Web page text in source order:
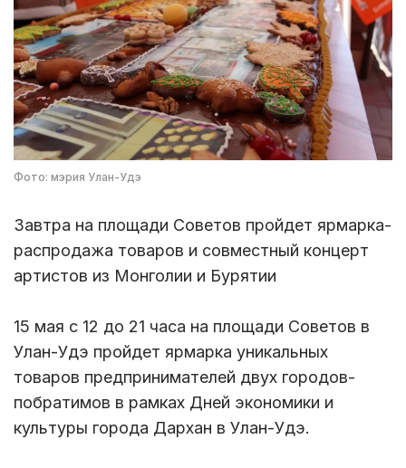
Фото: мэрия Улан-Удэ
Завтра на площади Советов пройдет ярмарка-
распродажа товаров и совместный концерт
артистов из Монголии и Бурятии
15 мая с 12 до 21 часа на площади Советов в
Улан-Удэ пройдет ярмарка уникальных
товаров предпринимателей двух городов-
побратимов в рамках Дней экономики и
культуры города Дархан в Улан-Удэ.